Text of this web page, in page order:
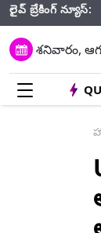
లైవ్ బ్రేకింగ్ న్యూస్:
శనివారం,